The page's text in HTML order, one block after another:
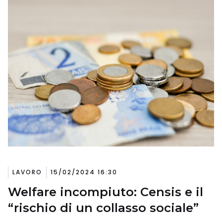
LAVORO 15/02/2024 16:30
Welfare incompiuto: Censis e il
“rischio di un collasso sociale”